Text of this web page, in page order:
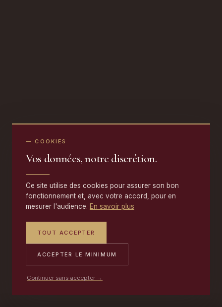
— COOKIES
Vos données, notre discrétion.
Ce site utilise des cookies pour assurer son bon
fonctionnement et, avec votre accord, pour en
mesurer l'audience. En savoir plus
TOUT ACCEPTER
ACCEPTER LE MINIMUM
Continuer sans accepter →